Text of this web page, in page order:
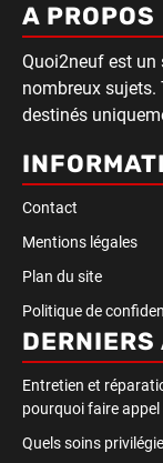
A PROPOS
Quoi2neuf est un
nombreux
destinés
Contact
Mentions légales
Plan du site
Politique de
Entretien et
pourquoi faire
Quels soins